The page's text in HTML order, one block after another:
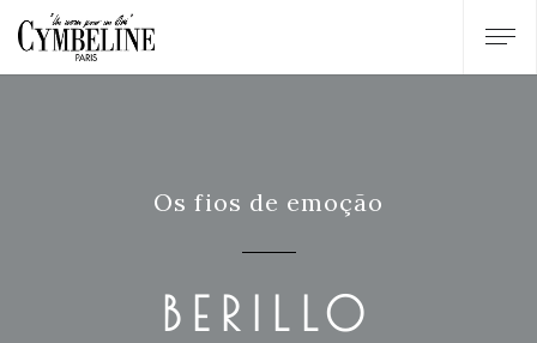
Os fios de emoção
BERILLO